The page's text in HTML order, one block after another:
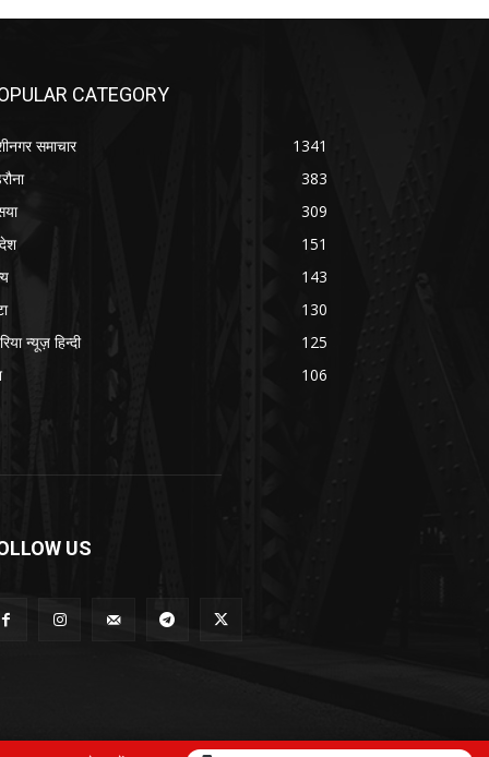
CATEGORY
समाचार
1341
383
309
151
143
130
न्यूज़ हिन्दी
125
106
US